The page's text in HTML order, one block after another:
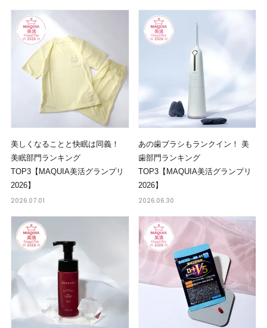
美しくなることと快眠は同義！
美眠部門ランキング
TOP3【MAQUIA美活グランプリ
2026】
2026.07.01
あの歯ブラシもランクイン！ 美
歯部門ランキング
TOP3【MAQUIA美活グランプリ
2026】
2026.06.30